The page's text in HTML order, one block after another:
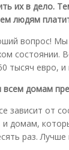
их в дело.
людям
вопрос!
состоянии.
тысяч евро,
всем домам
зависит от
домам,
раз.